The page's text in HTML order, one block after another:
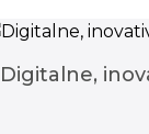
Digitalne,